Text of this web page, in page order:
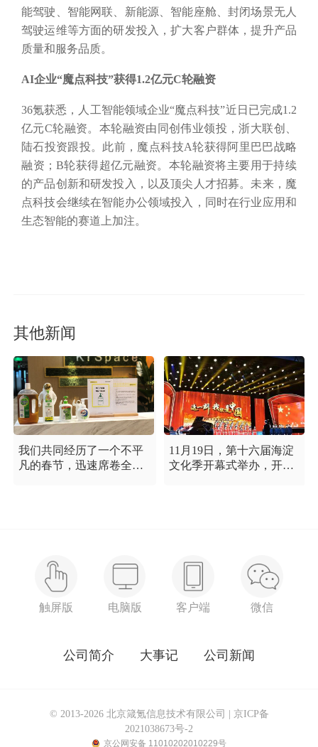
能驾驶、智能网联、新能源、智能座舱、封闭场景无人
驾驶运维等方面的研发投入，扩大客户群体，提升产品
质量和服务品质。
AI企业“魔点科技”获得1.2亿元C轮融资
36氪获悉，人工智能领域企业“魔点科技”近日已完成1.2
亿元C轮融资。本轮融资由同创伟业领投，浙大联创、
陆石投资跟投。此前，魔点科技A轮获得阿里巴巴战略
融资；B轮获得超亿元融资。本轮融资将主要用于持续
的产品创新和研发投入，以及顶尖人才招募。未来，魔
点科技会继续在智能办公领域投入，同时在行业应用和
生态智能的赛道上加注。
其他新闻
我们共同经历了一个不平
凡的春节，迅速席卷全国
11月19日，第十六届海淀
文化季开幕式举办，开幕
结、特别讲奉献的一流精
神风貌，以及催人泪下的
感人事迹。
触屏版 电脑版 客户端 微信
公司简介 大事记 公司新闻
© 2013-2026 北京箴氪信息技术有限公司 | 京ICP备
2021038673号-2
京公网安备 11010202010229号